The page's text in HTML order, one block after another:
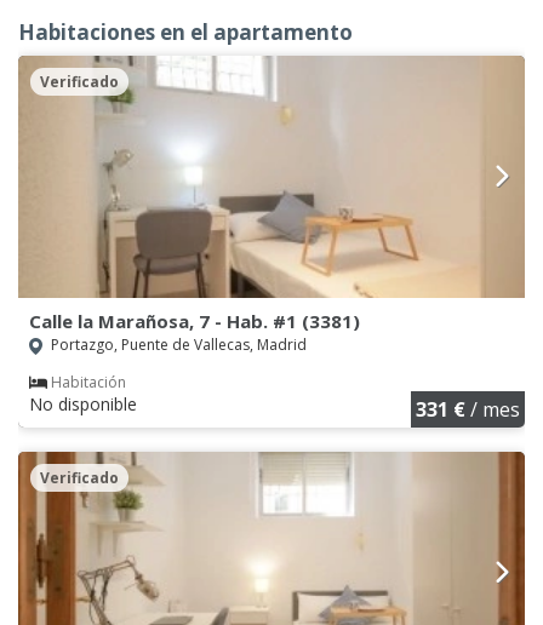
Habitaciones en el apartamento
Verificado
Calle la Marañosa, 7 - Hab. #1 (3381)
Portazgo, Puente de Vallecas, Madrid
Habitación
No disponible 331 €/ mes
Verificado